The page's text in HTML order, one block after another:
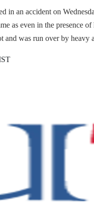
in an accident on
as even in the presence
and was run over by heavy